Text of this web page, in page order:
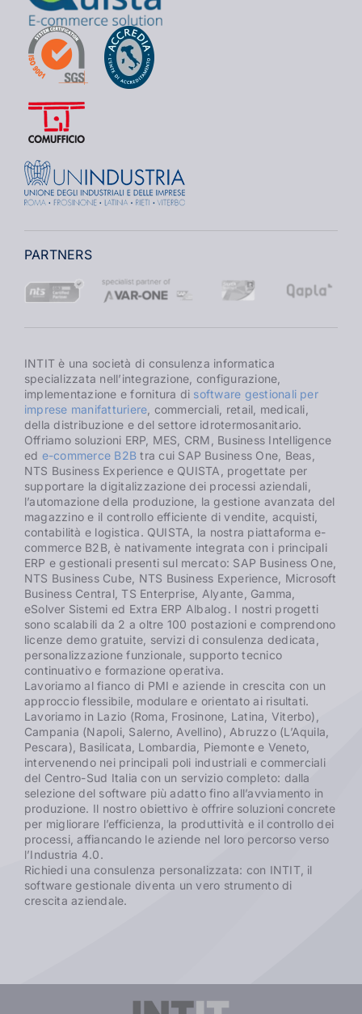
PARTNERS
INTIT è una società di consulenza informatica
specializzata nell’integrazione, configurazione,
implementazione e fornitura di software gestionali per
imprese manifatturiere , commerciali, retail, medicali,
della distribuzione e del settore idrotermosanitario.
Offriamo soluzioni ERP, MES, CRM, Business Intelligence
ed e-commerce B2B tra cui SAP Business One, Beas,
NTS Business Experience e QUISTA, progettate per
supportare la digitalizzazione dei processi aziendali,
l’automazione della produzione, la gestione avanzata del
magazzino e il controllo efficiente di vendite, acquisti,
contabilità e logistica. QUISTA, la nostra piattaforma e-
commerce B2B, è nativamente integrata con i principali
ERP e gestionali presenti sul mercato: SAP Business One,
NTS Business Cube, NTS Business Experience, Microsoft
Business Central, TS Enterprise, Alyante, Gamma,
eSolver Sistemi ed Extra ERP Albalog. I nostri progetti
sono scalabili da 2 a oltre 100 postazioni e comprendono
licenze demo gratuite, servizi di consulenza dedicata,
personalizzazione funzionale, supporto tecnico
continuativo e formazione operativa.
Lavoriamo al fianco di PMI e aziende in crescita con un
approccio flessibile, modulare e orientato ai risultati.
Lavoriamo in Lazio (Roma, Frosinone, Latina, Viterbo),
Campania (Napoli, Salerno, Avellino), Abruzzo (L’Aquila,
Pescara), Basilicata, Lombardia, Piemonte e Veneto,
intervenendo nei principali poli industriali e commerciali
del Centro-Sud Italia con un servizio completo: dalla
selezione del software più adatto fino all’avviamento in
produzione. Il nostro obiettivo è offrire soluzioni concrete
per migliorare l’efficienza, la produttività e il controllo dei
processi, affiancando le aziende nel loro percorso verso
l’Industria 4.0.
Richiedi una consulenza personalizzata: con INTIT, il
software gestionale diventa un vero strumento di
crescita aziendale.